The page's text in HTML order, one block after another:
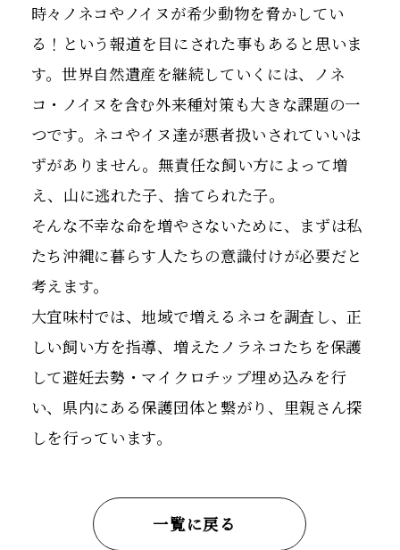
時々ノネコやノイヌが希少動物を脅かしてい
る！という報道を目にされた事もあると思いま
す。世界自然遺産を継続していくには、ノネ
コ・ノイヌを含む外来種対策も大きな課題の一
つです。ネコやイヌ達が悪者扱いされていいは
ずがありません。無責任な飼い方によって増
え、山に逃れた子、捨てられた子。
そんな不幸な命を増やさないために、まずは私
たち沖縄に暮らす人たちの意識付けが必要だと
考えます。
大宜味村では、地域で増えるネコを調査し、正
しい飼い方を指導、増えたノラネコたちを保護
して避妊去勢・マイクロチップ埋め込みを行
い、県内にある保護団体と繋がり、里親さん探
しを行っています。
一覧に戻る